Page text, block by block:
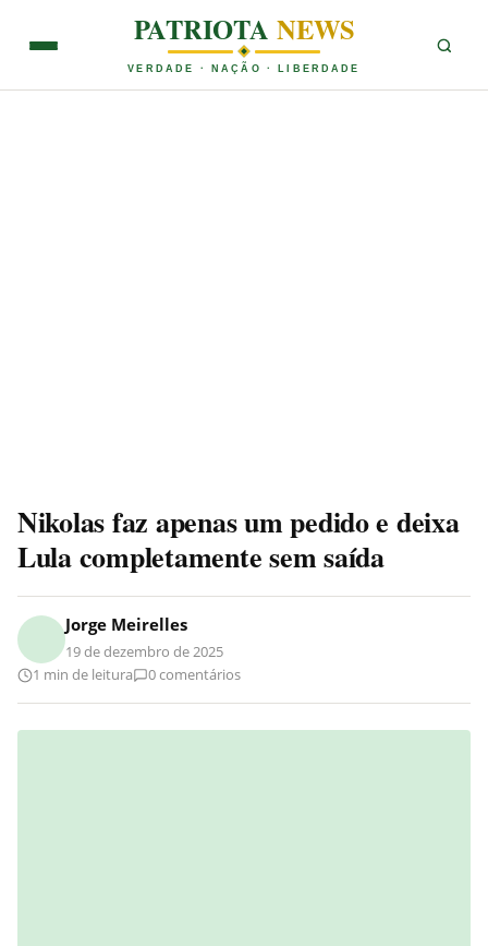
PATRIOTANEWS
VERDADE · NAÇÃO · LIBERDADE
Nikolas faz apenas um pedido e deixa
Lula completamente sem saída
Jorge Meirelles
19 de dezembro de 2025
1 min de leitura
0 comentários